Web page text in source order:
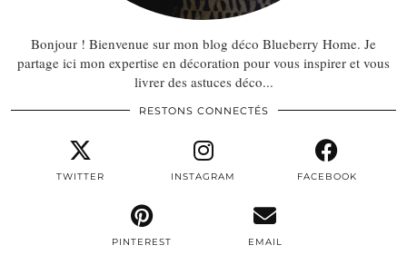
Bonjour ! Bienvenue sur mon blog déco Blueberry Home. Je
partage ici mon expertise en décoration pour vous inspirer et vous
livrer des astuces déco...
RESTONS CONNECTÉS
TWITTER INSTAGRAM FACEBOOK
PINTEREST EMAIL